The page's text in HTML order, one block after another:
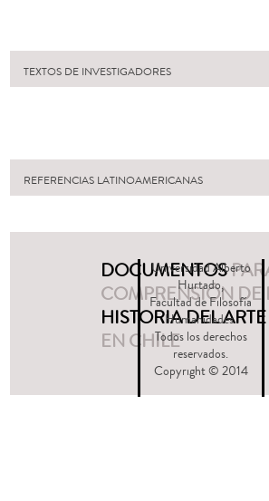
TEXTOS DE INVESTIGADORES
REFERENCIAS LATINOAMERICANAS
DOCUMENTOS
COMPRENSIÓN DE
HISTORIA DEL ARTE
EN CHILE
Universidad Alberto
Hurtado,
Facultad de Filosofía
Humanidades.
Todos los derechos
reservados.
Copyright © 2014